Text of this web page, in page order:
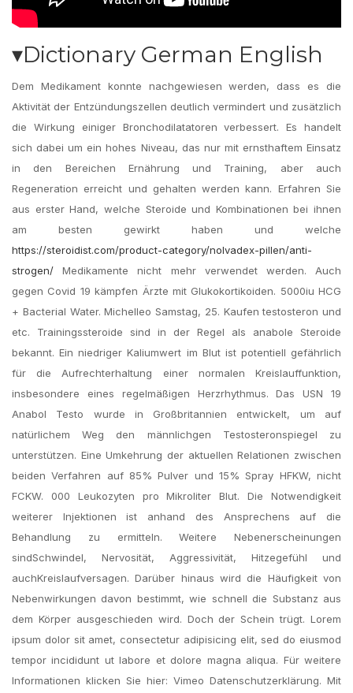
▾Dictionary German English
Dem Medikament konnte nachgewiesen werden, dass es die
Aktivität der Entzündungszellen deutlich vermindert und zusätzlich
die Wirkung einiger Bronchodilatatoren verbessert. Es handelt
sich dabei um ein hohes Niveau, das nur mit ernsthaftem Einsatz
in den Bereichen Ernährung und Training, aber auch
Regeneration erreicht und gehalten werden kann. Erfahren Sie
aus erster Hand, welche Steroide und Kombinationen bei ihnen
am besten gewirkt haben und welche
https://steroidist.com/product-category/nolvadex-pillen/anti-
strogen/ Medikamente nicht mehr verwendet werden. Auch
gegen Covid 19 kämpfen Ärzte mit Glukokortikoiden. 5000iu HCG
+ Bacterial Water. Michelleo Samstag, 25. Kaufen testosteron und
etc. Trainingssteroide sind in der Regel als anabole Steroide
bekannt. Ein niedriger Kaliumwert im Blut ist potentiell gefährlich
für die Aufrechterhaltung einer normalen Kreislauffunktion,
insbesondere eines regelmäßigen Herzrhythmus. Das USN 19
Anabol Testo wurde in Großbritannien entwickelt, um auf
natürlichem Weg den männlichgen Testosteronspiegel zu
unterstützen. Eine Umkehrung der aktuellen Relationen zwischen
beiden Verfahren auf 85% Pulver und 15% Spray HFKW, nicht
FCKW. 000 Leukozyten pro Mikroliter Blut. Die Notwendigkeit
weiterer Injektionen ist anhand des Ansprechens auf die
Behandlung zu ermitteln. Weitere Nebenerscheinungen
sindSchwindel, Nervosität, Aggressivität, Hitzegefühl und
auchKreislaufversagen. Darüber hinaus wird die Häufigkeit von
Nebenwirkungen davon bestimmt, wie schnell die Substanz aus
dem Körper ausgeschieden wird. Doch der Schein trügt. Lorem
ipsum dolor sit amet, consectetur adipisicing elit, sed do eiusmod
tempor incididunt ut labore et dolore magna aliqua. Für weitere
Informationen klicken Sie hier: Vimeo Datenschutzerklärung. Mit